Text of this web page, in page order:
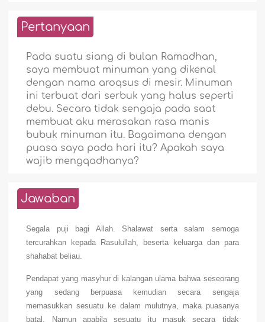
Pertanyaan
Pada suatu siang di bulan Ramadhan,
saya membuat minuman yang dikenal
dengan nama aroqsus di mesir. Minuman
ini terbuat dari serbuk yang halus seperti
debu. Secara tidak sengaja pada saat
membuat aku merasakan rasa manis
bubuk minuman itu. Bagaimana dengan
puasa saya pada hari itu? Apakah saya
wajib mengqadhanya?
Jawaban
Segala puji bagi Allah. Shalawat serta salam semoga
tercurahkan kepada Rasulullah, beserta keluarga dan para
shahabat beliau.
Pendapat yang masyhur di kalangan ulama bahwa seseorang
yang sedang berpuasa kemudian secara sengaja
memasukkan sesuatu ke dalam mulutnya, maka puasanya
batal. Namun apabila sesuatu itu masuk secara tidak